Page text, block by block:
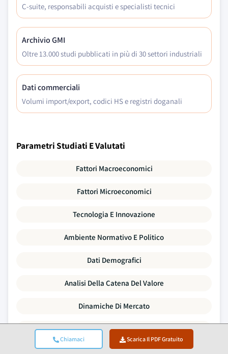
Chiamaci Scarica Il PDF Gratuito
C-suite, responsabili acquisti e specialisti tecnici
Archivio GMI
Oltre 13.000 studi pubblicati in più di 30 settori industriali
Dati commerciali
Volumi import/export, codici HS e registri doganali
Parametri Studiati E Valutati
Fattori Macroeconomici
Fattori Microeconomici
Tecnologia E Innovazione
Ambiente Normativo E Politico
Dati Demografici
Analisi Della Catena Del Valore
Dinamiche Di Mercato
Le Cinque Forze Di Porter
Analisi PESTLE